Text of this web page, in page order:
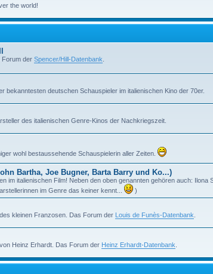
the world!
Forum der Spencer/Hill-Datenbank
bekanntesten deutschen Schauspieler im italienischen Kino der 70er.
des italienischen Genre-Kinos der Nachkriegszeit.
wohl bestaussehende Schauspielerin aller Zeiten.
Bartha, Joe Bugner, Barta Barry und Ko...)
im italienischen Film! Neben den oben genannten gehören auch: Ilona
im Genre das keiner kennt...
)
kleinen Franzosen. Das Forum der Louis de Funès-Datenbank
Heinz Erhardt. Das Forum der Heinz Erhardt-Datenbank